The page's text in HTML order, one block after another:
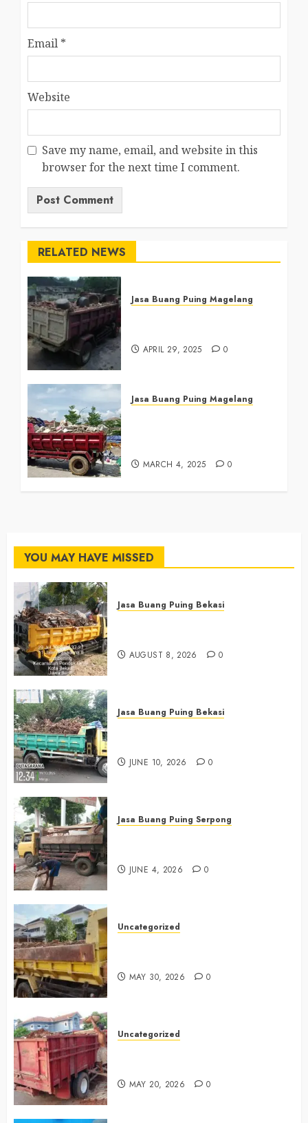
Email *
Website
Save my name, email, and website in this
browser for the next time I comment.
RELATED NEWS
Jasa Buang Puing Magelang
APRIL 29, 2025 0
Jasa Buang Puing Magelang
MARCH 4, 2025 0
YOU MAY HAVE MISSED
Jasa Buang Puing Bekasi
AUGUST 8, 2026 0
Jasa Buang Puing Bekasi
JUNE 10, 2026 0
Jasa Buang Puing Serpong
JUNE 4, 2026 0
Uncategorized
MAY 30, 2026 0
Uncategorized
MAY 20, 2026 0